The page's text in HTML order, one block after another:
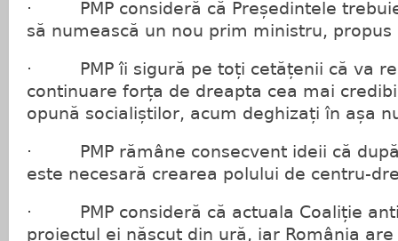
· PMP consideră că Președintele
să numească un nou prim ministru,
· PMP îi sigură pe toți cetățenii că va
continuare forța de dreapta cea mai
opună socialiștilor, acum deghizați în așa
· PMP rămâne consecvent ideii că
este necesară crearea polului de centru-
· PMP consideră că actuala Coaliție
proiectul ei născut din ură, iar România